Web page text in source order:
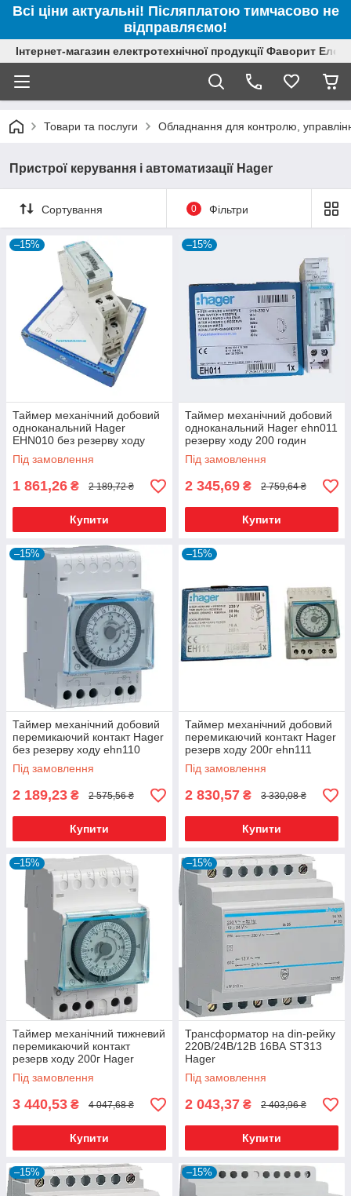
Всі ціни актуальні! Післяплатою тимчасово не
відправляємо!
Інтернет-магазин електротехнічної продукції Фаворит
Товари та послуги Обладнання для контролю,
Пристрої керування і автоматизації Hager
Сортування 0 Фільтри
–15%
Таймер механічний добовий
одноканальний Hager
EHN010 без резерву ходу
Під замовлення
1 861,26 ₴ 2 189,72 ₴
Купити
–15%
Таймер механічний добовий
одноканальний Hager ehn011
резерву ходу 200 годин
Під замовлення
2 345,69 ₴ 2 759,64 ₴
Купити
–15%
Таймер механічний добовий
перемикаючий контакт Hager
без резерву ходу ehn110
Під замовлення
2 189,23 ₴ 2 575,56 ₴
Купити
–15%
Таймер механічний добовий
перемикаючий контакт Hager
резерв ходу 200г ehn111
Під замовлення
2 830,57 ₴ 3 330,08 ₴
Купити
–15%
Таймер механічний тижневий
перемикаючий контакт
резерв ходу 200г Hager
EHN171
Під замовлення
3 440,53 ₴ 4 047,68 ₴
Купити
–15%
Трансформатор на din-рейку
220В/24В/12В 16ВА ST313
Hager
Під замовлення
2 043,37 ₴ 2 403,96 ₴
Купити
–15% –15%